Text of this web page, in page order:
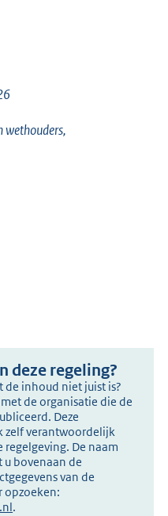
wethouders,
deze regeling?
de inhoud niet juist is?
de organisatie die de
Deze
zelf verantwoordelijk
De naam
u bovenaan de
van de
opzoeken:
.